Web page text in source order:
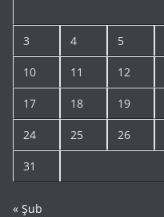
3 4 5
10 11 12
17 18 19
24 25 26
31
« Şub